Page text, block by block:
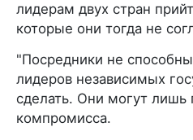
лидерам двух стран
которые они тогда не
"Посредники не
лидеров независимых
сделать. Они могут лишь
компромисса.